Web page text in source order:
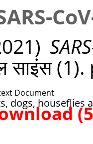
साइंस
Document
dogs, houseflies